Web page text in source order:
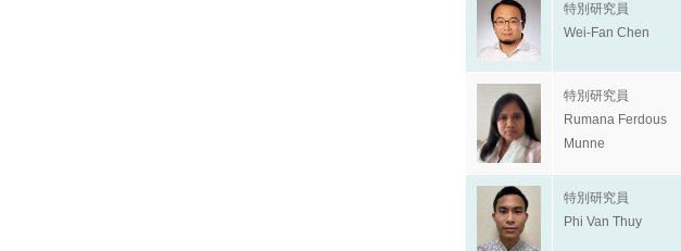
特別研究員
Wei-Fan Chen
特別研究員
Rumana Ferdous
Munne
特別研究員
Phi Van Thuy